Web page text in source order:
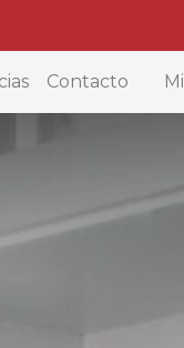
Contacto